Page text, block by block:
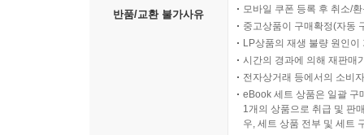
반품/교환 불가사유
모바일 쿠폰 등록 후 취소/
중고상품이 구매확정(자동
LP상품의 재생 불량 원인
시간의 경과에 의해 재판매
전자상거래 등에서의 소비
eBook 세트 상품은 일괄 구
1개의 상품으로 취급 및 판
우, 세트 상품 전부 및 세트